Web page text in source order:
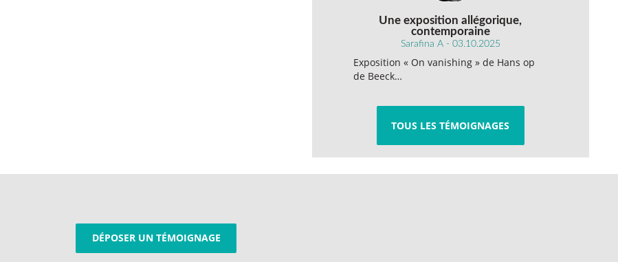
Une exposition allégorique,
contemporaine
Sarafina A - 03.10.2025
Exposition « On vanishing » de Hans op
de Beeck…
TOUS LES TÉMOIGNAGES
DÉPOSER UN TÉMOIGNAGE